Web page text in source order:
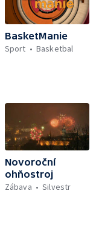
BasketManie
Sport
Basketbal
Novoroční
ohňostroj
Zábava
Silvestr